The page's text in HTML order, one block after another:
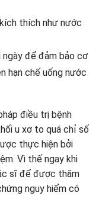
thích như nước
để đảm bảo cơ
hạn chế uống nước
điều trị bệnh
u xơ to quá chỉ số
thực hiện bởi
Vì thế ngay khi
sĩ để được thăm
nguy hiểm có